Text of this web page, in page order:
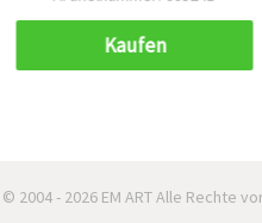
Kaufen
© 2004 - 2026 EM ART Alle Rechte